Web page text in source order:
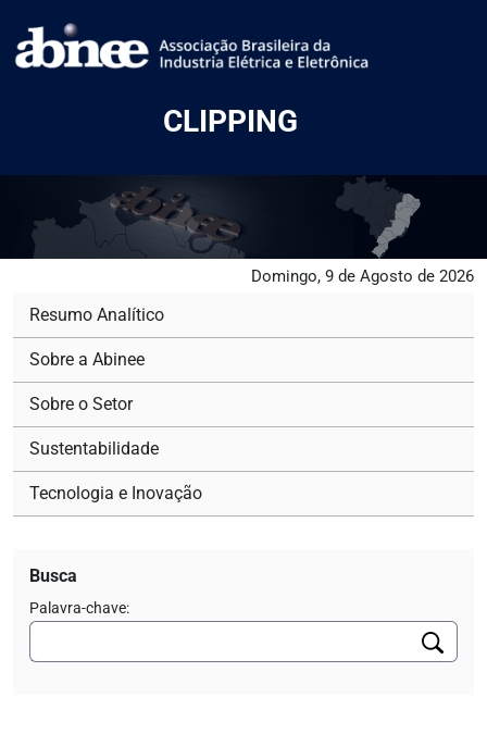
CLIPPING
Domingo, 9 de Agosto de 2026
Resumo Analítico
Sobre a Abinee
Sobre o Setor
Sustentabilidade
Tecnologia e Inovação
Busca
Palavra-chave: